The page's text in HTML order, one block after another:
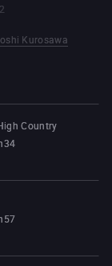
Kurosawa
Country